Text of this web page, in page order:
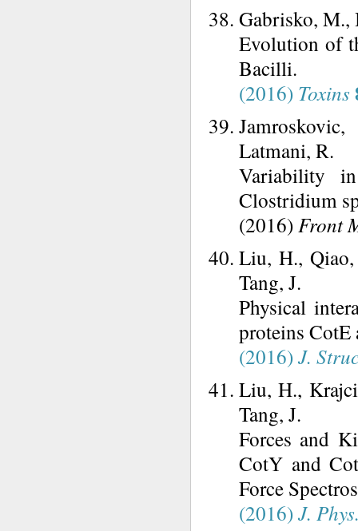
Gabrisko, M.,
Evolution of
Bacilli.
(2016) Toxins
Latmani, R.
Variability
Clostridium
(2016)Front
Liu, H.,
Tang, J.
Physical
proteins CotE
(2016)J.
Liu, H.,
Tang, J.
Forces and
CotY and
Force
(2016)J.